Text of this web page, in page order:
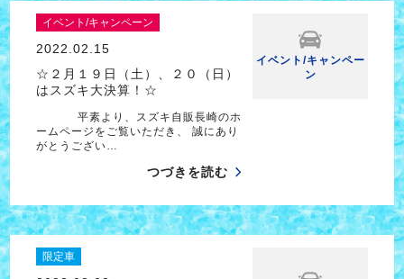
イベント/キャンペーン
2022.02.15
☆２月１９日（土）、２０（日）
はスズキ大決算！☆
平素より、スズキ自販長崎のホ
ームページをご覧いただき、 誠にあり
がとうござい…
つづきを読む
イベント/キャンペー
ン
限定車